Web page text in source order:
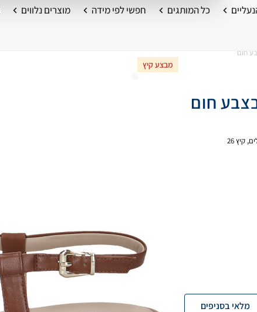
כל המותגים חפשי לפי מידה מוצרים נלווים
, קיץ 26
מלאי בסניפים
מבצע קיץ